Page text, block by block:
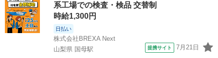
系工場での検査・検品 交替制
時給1,300円
日払い
株式会社BREXA Next
山梨県 国母駅
提携サイト 7月21日